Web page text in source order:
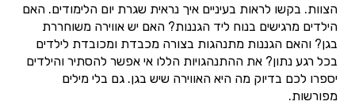
הצוות. בקשו לראות בעיניים איך נראית שגרת יום הלימודים. האם
הילדים מרגישים בנוח ליד הגננות? האם יש אווירה משוחררת
בגן? והאם הגננות מתנהגות בצורה מכבדת ומכובדת לילדים
בכל רגע נתון? את ההתנהגויות הללו אי אפשר להסתיר והילדים
יספרו לכם בדיוק מה היא האווירה שיש בגן. גם בלי מילים
מפורשות.